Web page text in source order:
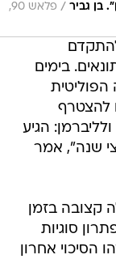
בן גביר /
פלאש 90,
בימים
הפוליטית
להצטרף
הגיע
שנה", אמר
קצובה בזמן
סוגיות
הסיכוי אחרון